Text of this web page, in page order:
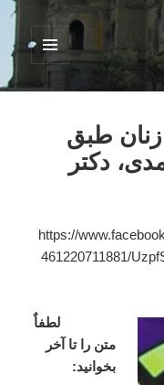
فهرست
ابزارک‌ها
طبق
دکتر
https://
461220711881/
لطفاٌ
متن را تا آخر
بخوانید: